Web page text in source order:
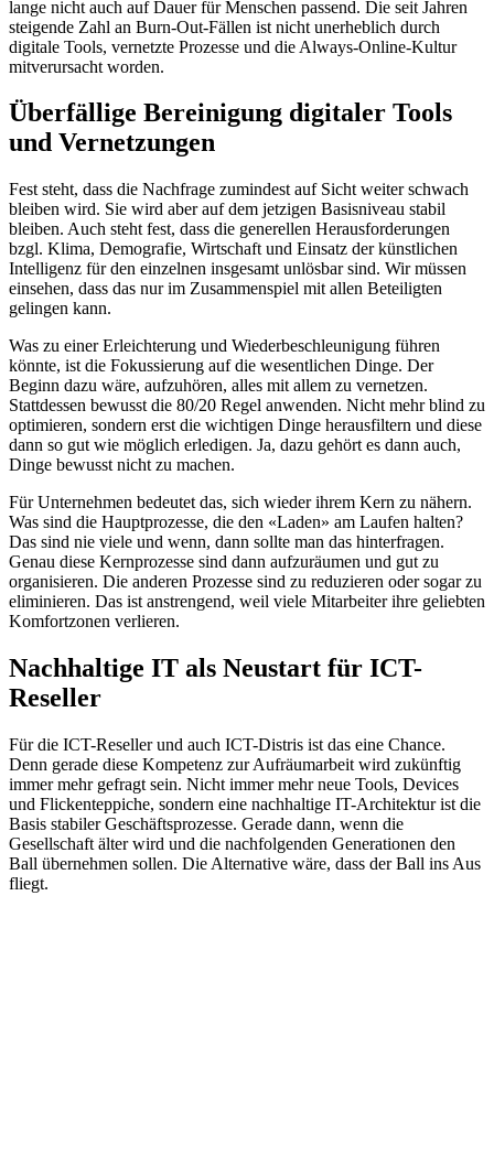
lange nicht auch auf Dauer für Menschen passend. Die seit Jahren
steigende Zahl an Burn-Out-Fällen ist nicht unerheblich durch
digitale Tools, vernetzte Prozesse und die Always-Online-Kultur
mitverursacht worden.
Überfällige Bereinigung digitaler Tools
und Vernetzungen
Fest steht, dass die Nachfrage zumindest auf Sicht weiter schwach
bleiben wird. Sie wird aber auf dem jetzigen Basisniveau stabil
bleiben. Auch steht fest, dass die generellen Herausforderungen
bzgl. Klima, Demografie, Wirtschaft und Einsatz der künstlichen
Intelligenz für den einzelnen insgesamt unlösbar sind. Wir müssen
einsehen, dass das nur im Zusammenspiel mit allen Beteiligten
gelingen kann.
Was zu einer Erleichterung und Wiederbeschleunigung führen
könnte, ist die Fokussierung auf die wesentlichen Dinge. Der
Beginn dazu wäre, aufzuhören, alles mit allem zu vernetzen.
Stattdessen bewusst die 80/20 Regel anwenden. Nicht mehr blind zu
optimieren, sondern erst die wichtigen Dinge herausfiltern und diese
dann so gut wie möglich erledigen. Ja, dazu gehört es dann auch,
Dinge bewusst nicht zu machen.
Für Unternehmen bedeutet das, sich wieder ihrem Kern zu nähern.
Was sind die Hauptprozesse, die den «Laden» am Laufen halten?
Das sind nie viele und wenn, dann sollte man das hinterfragen.
Genau diese Kernprozesse sind dann aufzuräumen und gut zu
organisieren. Die anderen Prozesse sind zu reduzieren oder sogar zu
eliminieren. Das ist anstrengend, weil viele Mitarbeiter ihre geliebten
Komfortzonen verlieren.
Nachhaltige IT als Neustart für ICT-
Reseller
Für die ICT-Reseller und auch ICT-Distris ist das eine Chance.
Denn gerade diese Kompetenz zur Aufräumarbeit wird zukünftig
immer mehr gefragt sein. Nicht immer mehr neue Tools, Devices
und Flickenteppiche, sondern eine nachhaltige IT-Architektur ist die
Basis stabiler Geschäftsprozesse. Gerade dann, wenn die
Gesellschaft älter wird und die nachfolgenden Generationen den
Ball übernehmen sollen. Die Alternative wäre, dass der Ball ins Aus
fliegt.